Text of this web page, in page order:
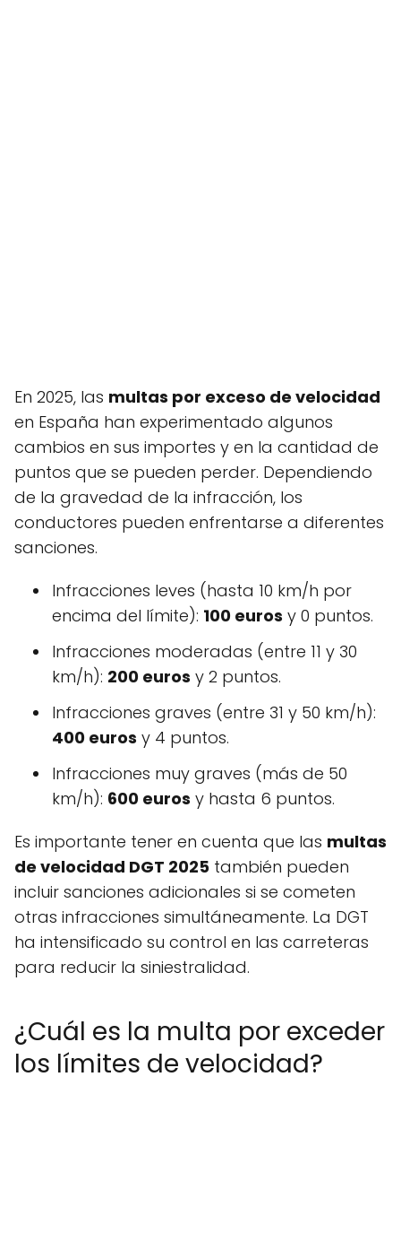
En 2025, las multas por exceso de velocidad
en España han experimentado algunos
cambios en sus importes y en la cantidad de
puntos que se pueden perder. Dependiendo
de la gravedad de la infracción, los
conductores pueden enfrentarse a diferentes
sanciones.
Infracciones leves (hasta 10 km/h por
encima del límite): 100 euros y 0 puntos.
Infracciones moderadas (entre 11 y 30
km/h): 200 euros y 2 puntos.
Infracciones graves (entre 31 y 50 km/h):
400 euros y 4 puntos.
Infracciones muy graves (más de 50
km/h): 600 euros y hasta 6 puntos.
Es importante tener en cuenta que las multas
de velocidad DGT 2025 también pueden
incluir sanciones adicionales si se cometen
otras infracciones simultáneamente. La DGT
ha intensificado su control en las carreteras
para reducir la siniestralidad.
¿Cuál es la multa por exceder
los límites de velocidad?